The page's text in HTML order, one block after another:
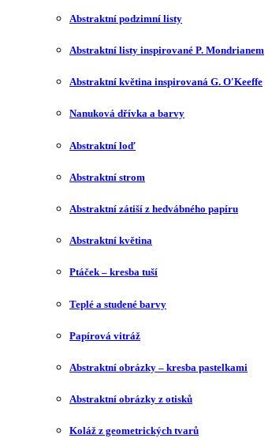
Abstraktní podzimní listy
Abstraktní listy inspirované P. Mondrianem
Abstraktní květina inspirovaná G. O′Keeffe
Nanuková dřívka a barvy
Abstraktní loď
Abstraktní strom
Abstraktní zátiší z hedvábného papíru
Abstraktní květina
Ptáček – kresba tuší
Teplé a studené barvy
Papírová vitráž
Abstraktní obrázky – kresba pastelkami
Abstraktní obrázky z otisků
Koláž z geometrických tvarů